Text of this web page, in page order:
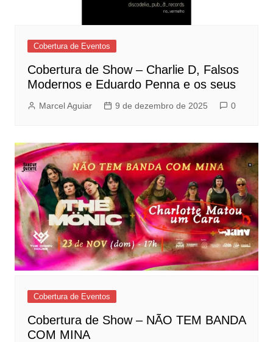
Cobertura de Eventos
Cobertura de Show – Charlie D, Falsos
Modernos e Eduardo Penna e os seus
Marcel Aguiar 9 de dezembro de 2025 0
Cobertura de Eventos
Cobertura de Show – NÃO TEM BANDA
COM MINA